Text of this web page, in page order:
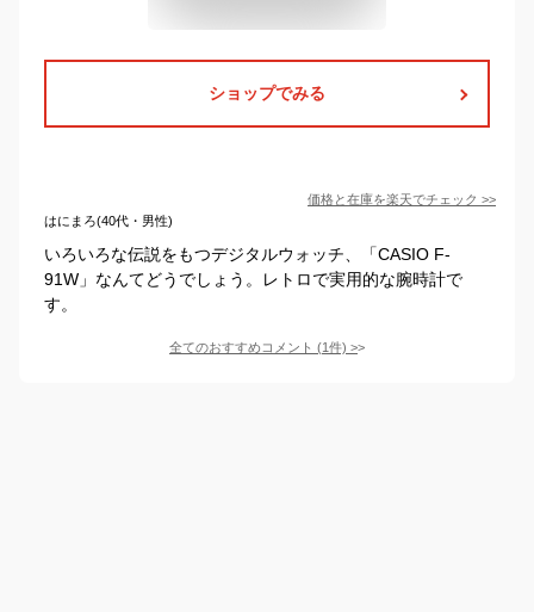
ショップでみる
価格と在庫を楽天でチェック >>
はにまろ(40代・男性)
いろいろな伝説をもつデジタルウォッチ、「CASIO F-
91W」なんてどうでしょう。レトロで実用的な腕時計で
す。
全てのおすすめコメント (1件) >